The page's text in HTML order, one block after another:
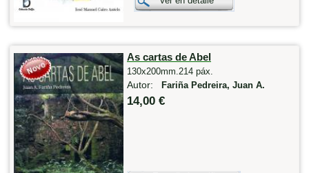
As cartas de Abel
130x200mm.214 páx.
Autor: Fariña Pedreira, Juan A.
14,00 €